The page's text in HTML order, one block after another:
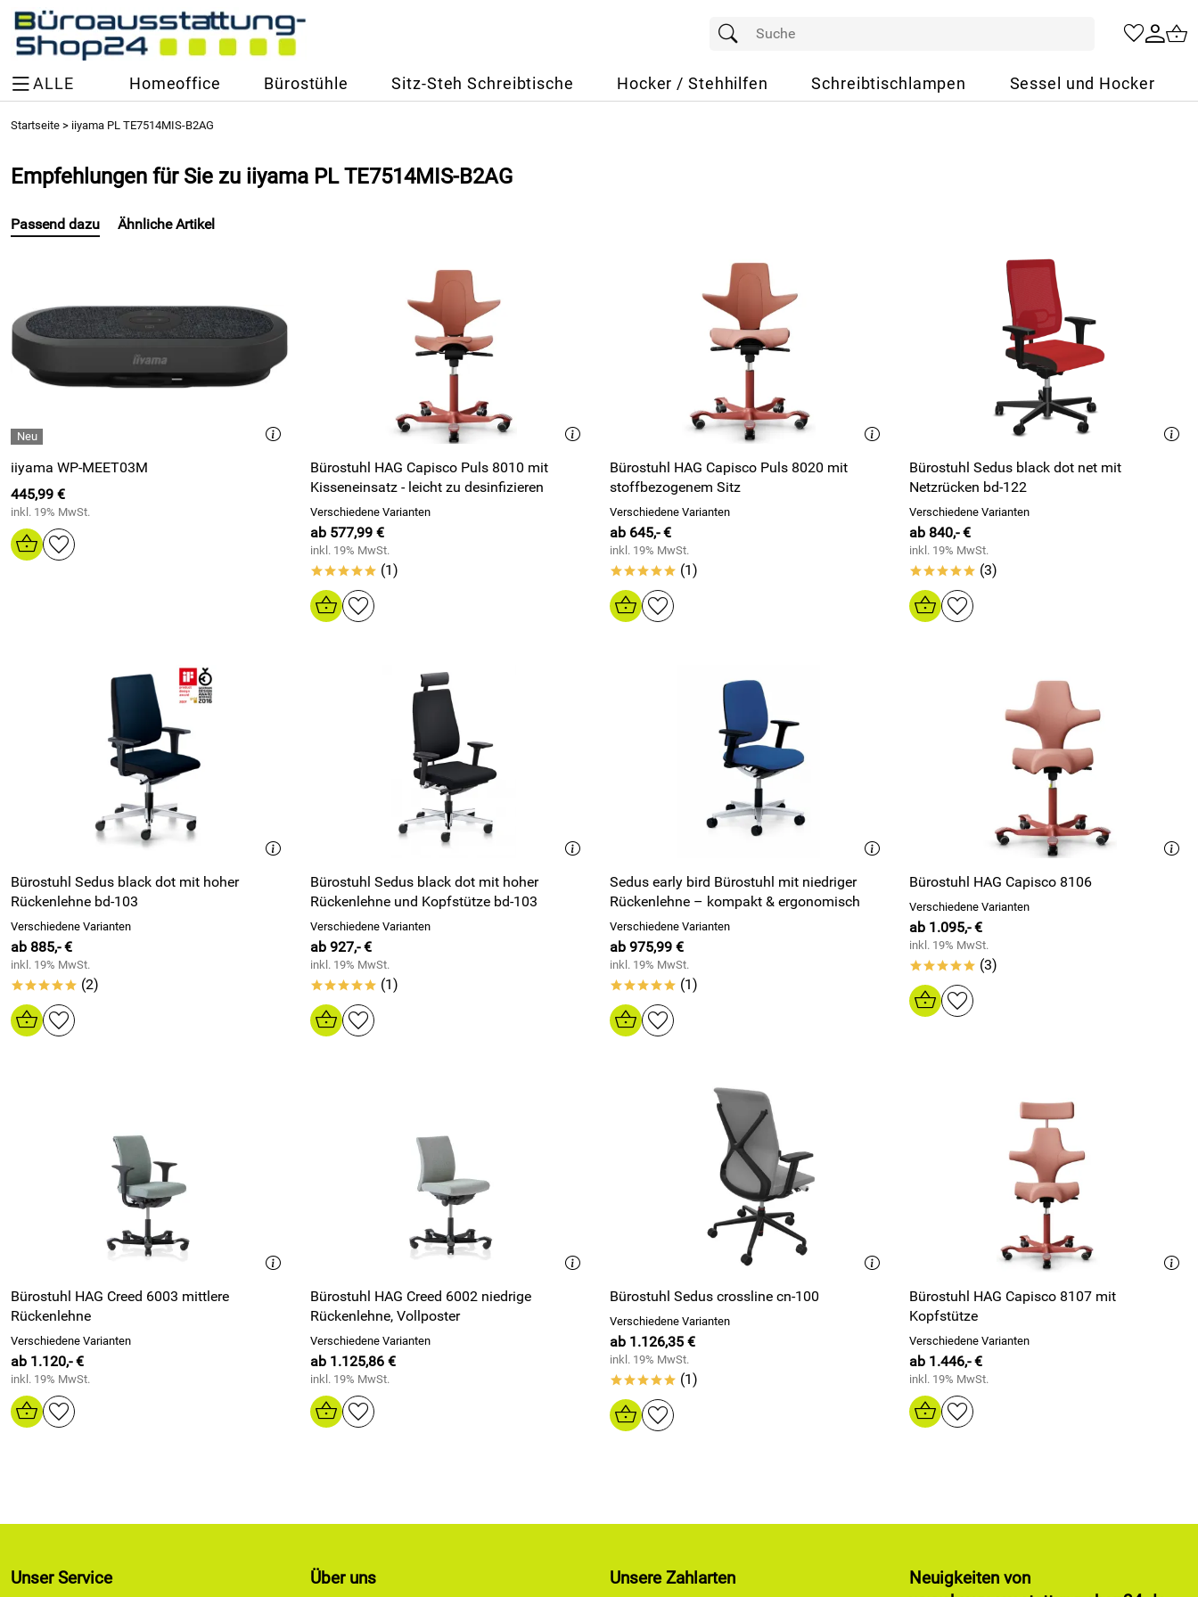
ALLE Homeoffice Bürostühle Sitz-Steh Schreibtische Hocker / Stehhilfen Schreibtischlampen Sessel und Hocker
Startseite > iiyama PL TE7514MIS-B2AG
Empfehlungen für Sie zu iiyama PL TE7514MIS-B2AG
Passend dazu
iiyama WP-MEET03M
445,99 €
inkl. 19% MwSt.
Bürostuhl HAG Capisco Puls 8010 mit
Kisseneinsatz - leicht zu desinfizieren
Verschiedene Varianten
ab 577,99 €
inkl. 19% MwSt.
***** (1)
Bürostuhl HAG Capisco Puls 8020 mit
stoffbezogenem Sitz
Verschiedene Varianten
ab 645,- €
inkl. 19% MwSt.
***** (1)
Bürostuhl Sedus black dot net mit
Netzrücken bd-122
Verschiedene Varianten
ab 840,- €
inkl. 19% MwSt.
***** (3)
Bürostuhl Sedus black dot mit hoher
Rückenlehne bd-103
Verschiedene Varianten
ab 885,- €
inkl. 19% MwSt.
***** (2)
Bürostuhl Sedus black dot mit hoher
Rückenlehne und Kopfstütze bd-103
Verschiedene Varianten
ab 927,- €
inkl. 19% MwSt.
***** (1)
Sedus early bird Bürostuhl mit niedriger
Rückenlehne – kompakt & ergonomisch
Verschiedene Varianten
ab 975,99 €
inkl. 19% MwSt.
***** (1)
Bürostuhl HAG Capisco 8106
Verschiedene Varianten
ab 1.095,- €
inkl. 19% MwSt.
***** (3)
Bürostuhl HAG Creed 6003 mittlere
Rückenlehne
Verschiedene Varianten
ab 1.120,- €
inkl. 19% MwSt.
Bürostuhl HAG Creed 6002 niedrige
Rückenlehne, Vollposter
Verschiedene Varianten
ab 1.125,86 €
inkl. 19% MwSt.
Bürostuhl Sedus crossline cn-100
Verschiedene Varianten
ab 1.126,35 €
inkl. 19% MwSt.
***** (1)
Bürostuhl HAG Capisco 8107 mit
Kopfstütze
Verschiedene Varianten
ab 1.446,- €
inkl. 19% MwSt.
Ähnliche Artikel
Unser Service Über uns Unsere Zahlarten
Neuigkeiten von